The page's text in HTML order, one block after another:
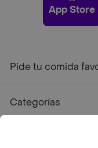
App Store
Pide tu comida
Categorías